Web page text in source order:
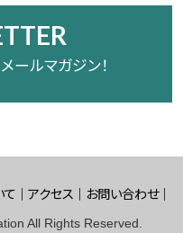
ールマガジン！
て アクセス
お問い合わせ
All Rights Reserved.